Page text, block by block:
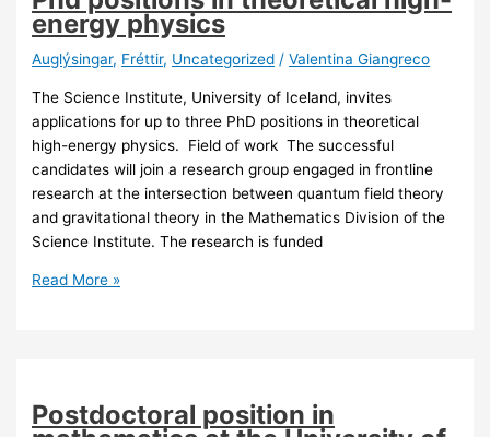
energy physics
Auglýsingar, Fréttir, Uncategorized /Valentina Giangreco
The Science Institute, University of Iceland, invites
applications for up to three PhD positions in theoretical
high-energy physics. Field of work The successful
candidates will join a research group engaged in frontline
research at the intersection between quantum field theory
and gravitational theory in the Mathematics Division of the
Science Institute. The research is funded
Phd
physics
Read More »
Postdoctoral position in